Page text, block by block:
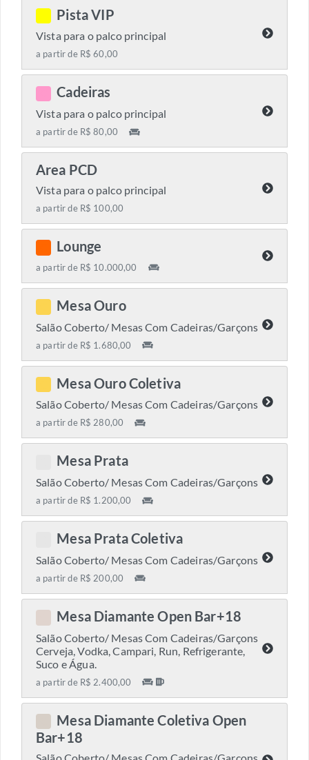
Pista VIP
Vista para o palco principal
a partir de R$ 60,00
Cadeiras
Vista para o palco principal
a partir de R$ 80,00
Area PCD
Vista para o palco principal
a partir de R$ 100,00
Lounge
a partir de R$ 10.000,00
Mesa Ouro
Salão Coberto/ Mesas Com Cadeiras/Garçons
a partir de R$ 1.680,00
Mesa Ouro Coletiva
Salão Coberto/ Mesas Com Cadeiras/Garçons
a partir de R$ 280,00
Mesa Prata
Salão Coberto/ Mesas Com Cadeiras/Garçons
a partir de R$ 1.200,00
Mesa Prata Coletiva
Salão Coberto/ Mesas Com Cadeiras/Garçons
a partir de R$ 200,00
Mesa Diamante Open Bar+18
Salão Coberto/ Mesas Com Cadeiras/Garçons
Cerveja, Vodka, Campari, Run, Refrigerante,
Suco e Água.
a partir de R$ 2.400,00
Mesa Diamante Coletiva Open
Bar+18